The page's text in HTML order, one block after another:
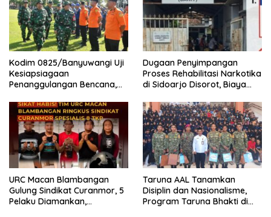
Kodim 0825/Banyuwangi Uji
Kesiapsiagaan
Penanggulangan Bencana,
Dugaan Penyimpangan
Proses Rehabilitasi Narkotika
di Sidoarjo Disorot, Biaya
Rekening Pribadi
URC Macan Blambangan
Gulung Sindikat Curanmor, 5
Pelaku Diamankan,
Taruna AAL Tanamkan
Disiplin dan Nasionalisme,
Program Taruna Bhakti di